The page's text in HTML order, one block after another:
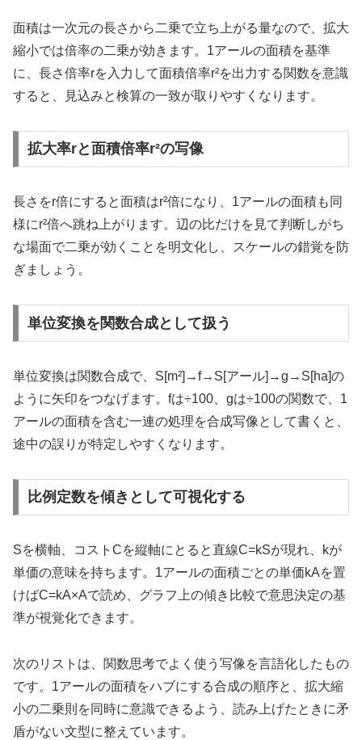
面積は一次元の長さから二乗で立ち上がる量なので、拡大
縮小では倍率の二乗が効きます。1アールの面積を基準
に、長さ倍率rを入力して面積倍率r²を出力する関数を意識
すると、見込みと検算の一致が取りやすくなります。
拡大率rと面積倍率r²の写像
長さをr倍にすると面積はr²倍になり、1アールの面積も同
様にr²倍へ跳ね上がります。辺の比だけを見て判断しがち
な場面で二乗が効くことを明文化し、スケールの錯覚を防
ぎましょう。
単位変換を関数合成として扱う
単位変換は関数合成で、S[m²]→f→S[アール]→g→S[ha]の
ように矢印をつなげます。fは÷100、gは÷100の関数で、1
アールの面積を含む一連の処理を合成写像として書くと、
途中の誤りが特定しやすくなります。
比例定数を傾きとして可視化する
Sを横軸、コストCを縦軸にとると直線C=kSが現れ、kが
単価の意味を持ちます。1アールの面積ごとの単価kAを置
けばC=kA×Aで読め、グラフ上の傾き比較で意思決定の基
準が視覚化できます。
次のリストは、関数思考でよく使う写像を言語化したもの
です。1アールの面積をハブにする合成の順序と、拡大縮
小の二乗則を同時に意識できるよう、読み上げたときに矛
盾がない文型に整えています。